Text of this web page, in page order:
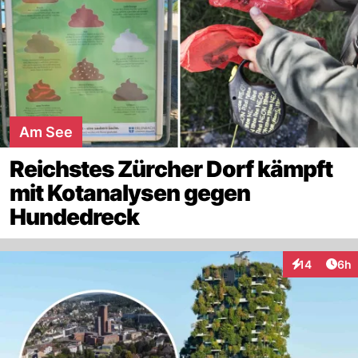
Am See
Reichstes Zürcher Dorf kämpft
mit Kotanalysen gegen
Hundedreck
14
Interaktionen
6h